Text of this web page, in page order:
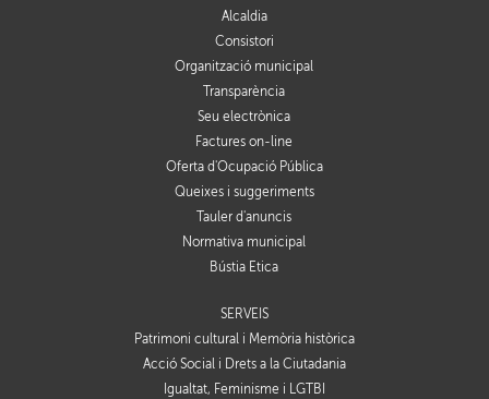
Alcaldia
Consistori
Organització municipal
Transparència
Seu electrònica
Factures on-line
Oferta d'Ocupació Pública
Queixes i suggeriments
Tauler d'anuncis
Normativa municipal
Bústia Ètica
SERVEIS
Patrimoni cultural i Memòria històrica
Acció Social i Drets a la Ciutadania
Igualtat, Feminisme i LGTBI